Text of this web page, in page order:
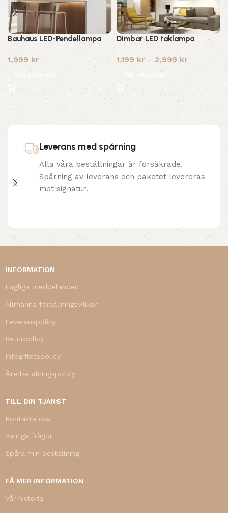
Bauhaus LED-Pendellampa
1,999 kr
Välj alternativ
Dimbar LED taklampa
1,199 kr – 2,999 kr
Välj alternativ
Leverans med spårning
Alla våra beställningar är försäkrade.
Spårning av leverans och paketet levereras
mot signatur.
INFORMATION
Lagliga meddelanden
Allmänna försäljningsvillkor
Leveranspolicy
Returpolicy
Integritetspolicy
Återbetalningspolicy
TILL DIN TJÄNST
Kontakta oss
Vanliga frågor
Spåra min beställning
FÅ MER INFORMATION
Vår historia